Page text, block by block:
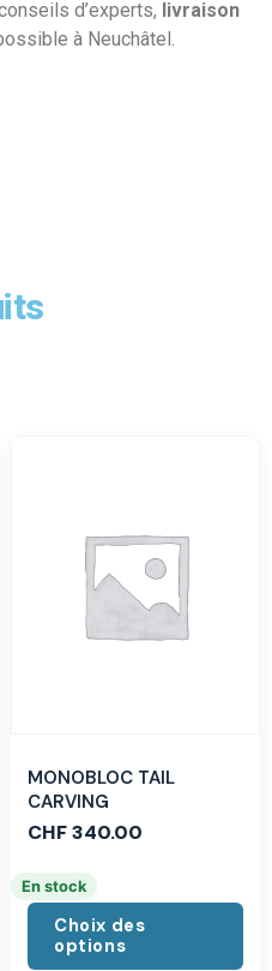
d’experts, livraison
à Neuchâtel.
MONOBLOC TAIL
CARVING
CHF340.00
En stock
Choix des
options